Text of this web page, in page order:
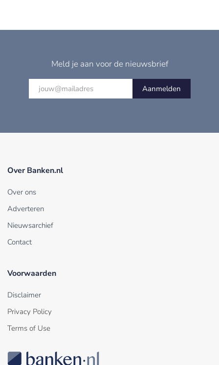
Meld je aan voor de nieuwsbrief
Aanmelden
Over Banken.nl
Over ons
Adverteren
Nieuwsarchief
Contact
Voorwaarden
Disclaimer
Privacy Policy
Terms of Use